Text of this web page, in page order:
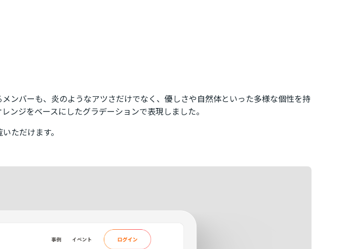
ンバーも、炎のようなアツさだけでなく、優しさや自然体といった多様な個性を持
ンジをベースにしたグラデーションで表現しました。
ただけます。